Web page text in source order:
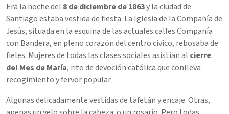
Era la noche del 8 de diciembre de 1863y la ciudad de
Santiago estaba vestida de fiesta. La Iglesia de la Compañía de
Jesús, situada en la esquina de las actuales calles Compañía
con Bandera, en pleno corazón del centro cívico, rebosaba de
fieles. Mujeres de todas las clases sociales asistían al cierre
del Mes de María, rito de devoción católica que conlleva
recogimiento y fervor popular.
Algunas delicadamente vestidas de tafetán y encaje. Otras,